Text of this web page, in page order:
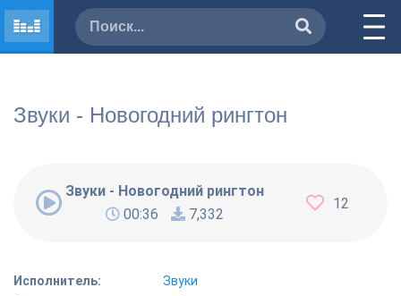
Звуки - Новогодний рингтон
Звуки - Новогодний рингтон
00:36
7,332
12
Исполнитель:
Звуки